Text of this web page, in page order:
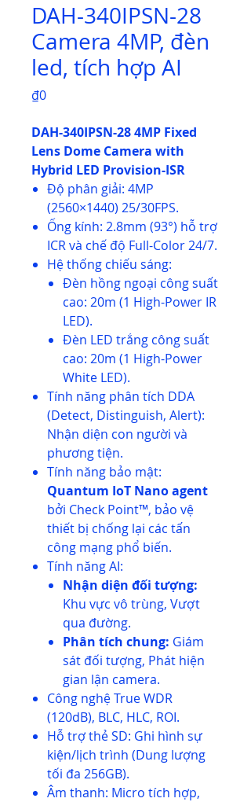
DAH-340IPSN-28
Camera 4MP, đèn
led, tích hợp AI
₫0Price
DAH-340IPSN-28 4MP Fixed
Lens Dome Camera with
Hybrid LED Provision-ISR
Độ phân giải: 4MP
(2560×1440) 25/30FPS.
Ống kính: 2.8mm (93°) hỗ trợ
ICR và chế độ Full-Color 24/7.
Hệ thống chiếu sáng:
Đèn hồng ngoại công suất
cao: 20m (1 High-Power IR
LED).
Đèn LED trắng công suất
cao: 20m (1 High-Power
White LED).
Tính năng phân tích DDA
(Detect, Distinguish, Alert):
Nhận diện con người và
phương tiện.
Tính năng bảo mật:
Quantum IoT Nano agent
bởi Check Point™, bảo vệ
thiết bị chống lại các tấn
công mạng phổ biến.
Tính năng AI:
Nhận diện đối tượng:
Khu vực vô trùng, Vượt
qua đường.
Phân tích chung: Giám
sát đối tượng, Phát hiện
gian lận camera.
Công nghệ True WDR
(120dB), BLC, HLC, ROI.
Hỗ trợ thẻ SD: Ghi hình sự
kiện/lịch trình (Dung lượng
tối đa 256GB).
Âm thanh: Micro tích hợp,